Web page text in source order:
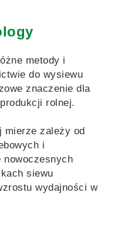
metody i
do wysiewu
znaczenie dla
rolnej.
mierze zależy od
i
nowoczesnych
siewu
wydajności w